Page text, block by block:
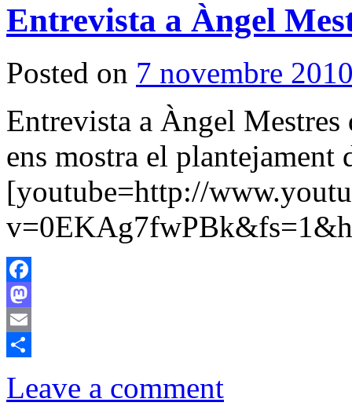
Entrevista a Àngel
Posted on 7 novembre
Entrevista a Àngel Mestres
ens mostra el plantejament
[youtube=http://
Facebook
Mastodon
Email
Leave a comment